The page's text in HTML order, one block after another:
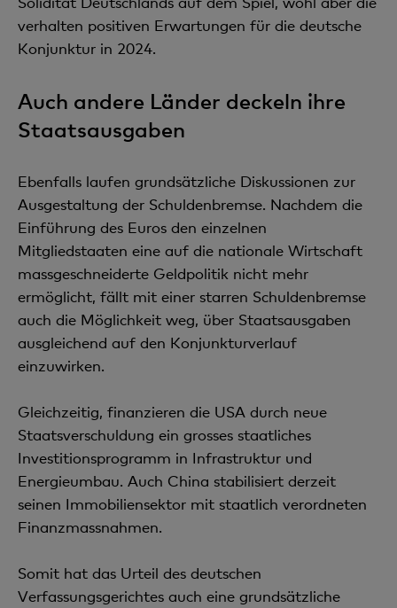
verhalten positiven Erwartungen für die deutsche
Konjunktur in 2024.
Auch andere Länder deckeln ihre
Staatsausgaben
Ebenfalls laufen grundsätzliche Diskussionen zur
Ausgestaltung der Schuldenbremse. Nachdem die
Einführung des Euros den einzelnen
Mitgliedstaaten eine auf die nationale Wirtschaft
massgeschneiderte Geldpolitik nicht mehr
ermöglicht, fällt mit einer starren Schuldenbremse
auch die Möglichkeit weg, über Staatsausgaben
ausgleichend auf den Konjunkturverlauf
einzuwirken.
Gleichzeitig, finanzieren die USA durch neue
Staatsverschuldung ein grosses staatliches
Investitionsprogramm in Infrastruktur und
Energieumbau. Auch China stabilisiert derzeit
seinen Immobiliensektor mit staatlich verordneten
Finanzmassnahmen.
Somit hat das Urteil des deutschen
Verfassungsgerichtes auch eine grundsätzliche